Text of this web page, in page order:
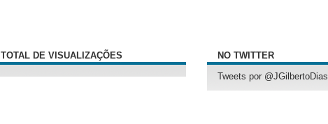
TOTAL DE VISUALIZAÇÕES NO TWITTER
Tweets por @JGilbertoDias